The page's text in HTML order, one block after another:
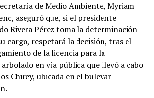
de Medio Ambiente, Myriam
aseguró que, si el presidente
Rivera Pérez toma la determinación
cargo, respetará la decisión, tras el
de la licencia para la
en vía pública que llevó a cabo
Chirey, ubicada en el bulevar